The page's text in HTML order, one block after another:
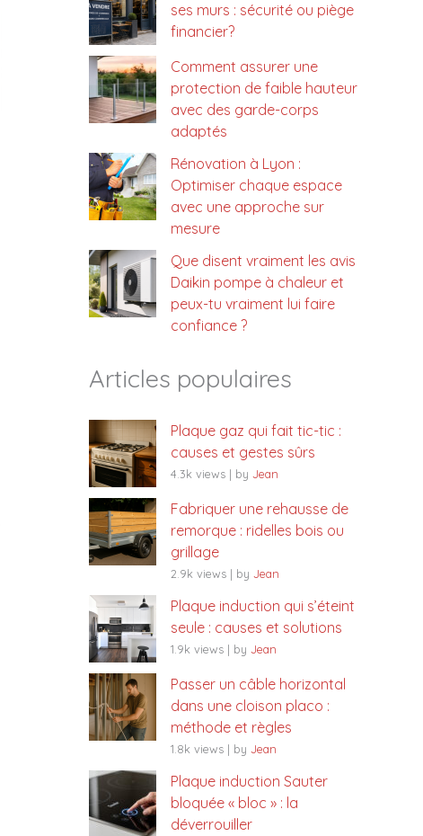
ses murs : sécurité ou piège
financier?
Comment assurer une
protection de faible hauteur
avec des garde-corps
adaptés
Rénovation à Lyon :
Optimiser chaque espace
avec une approche sur
mesure
Que disent vraiment les avis
Daikin pompe à chaleur et
peux-tu vraiment lui faire
confiance ?
Articles populaires
Plaque gaz qui fait tic-tic :
causes et gestes sûrs
4.3k views | by Jean
Fabriquer une rehausse de
remorque : ridelles bois ou
grillage
2.9k views | by Jean
Plaque induction qui s’éteint
seule : causes et solutions
1.9k views | by Jean
Passer un câble horizontal
dans une cloison placo :
méthode et règles
1.8k views | by Jean
Plaque induction Sauter
bloquée « bloc » : la
déverrouiller